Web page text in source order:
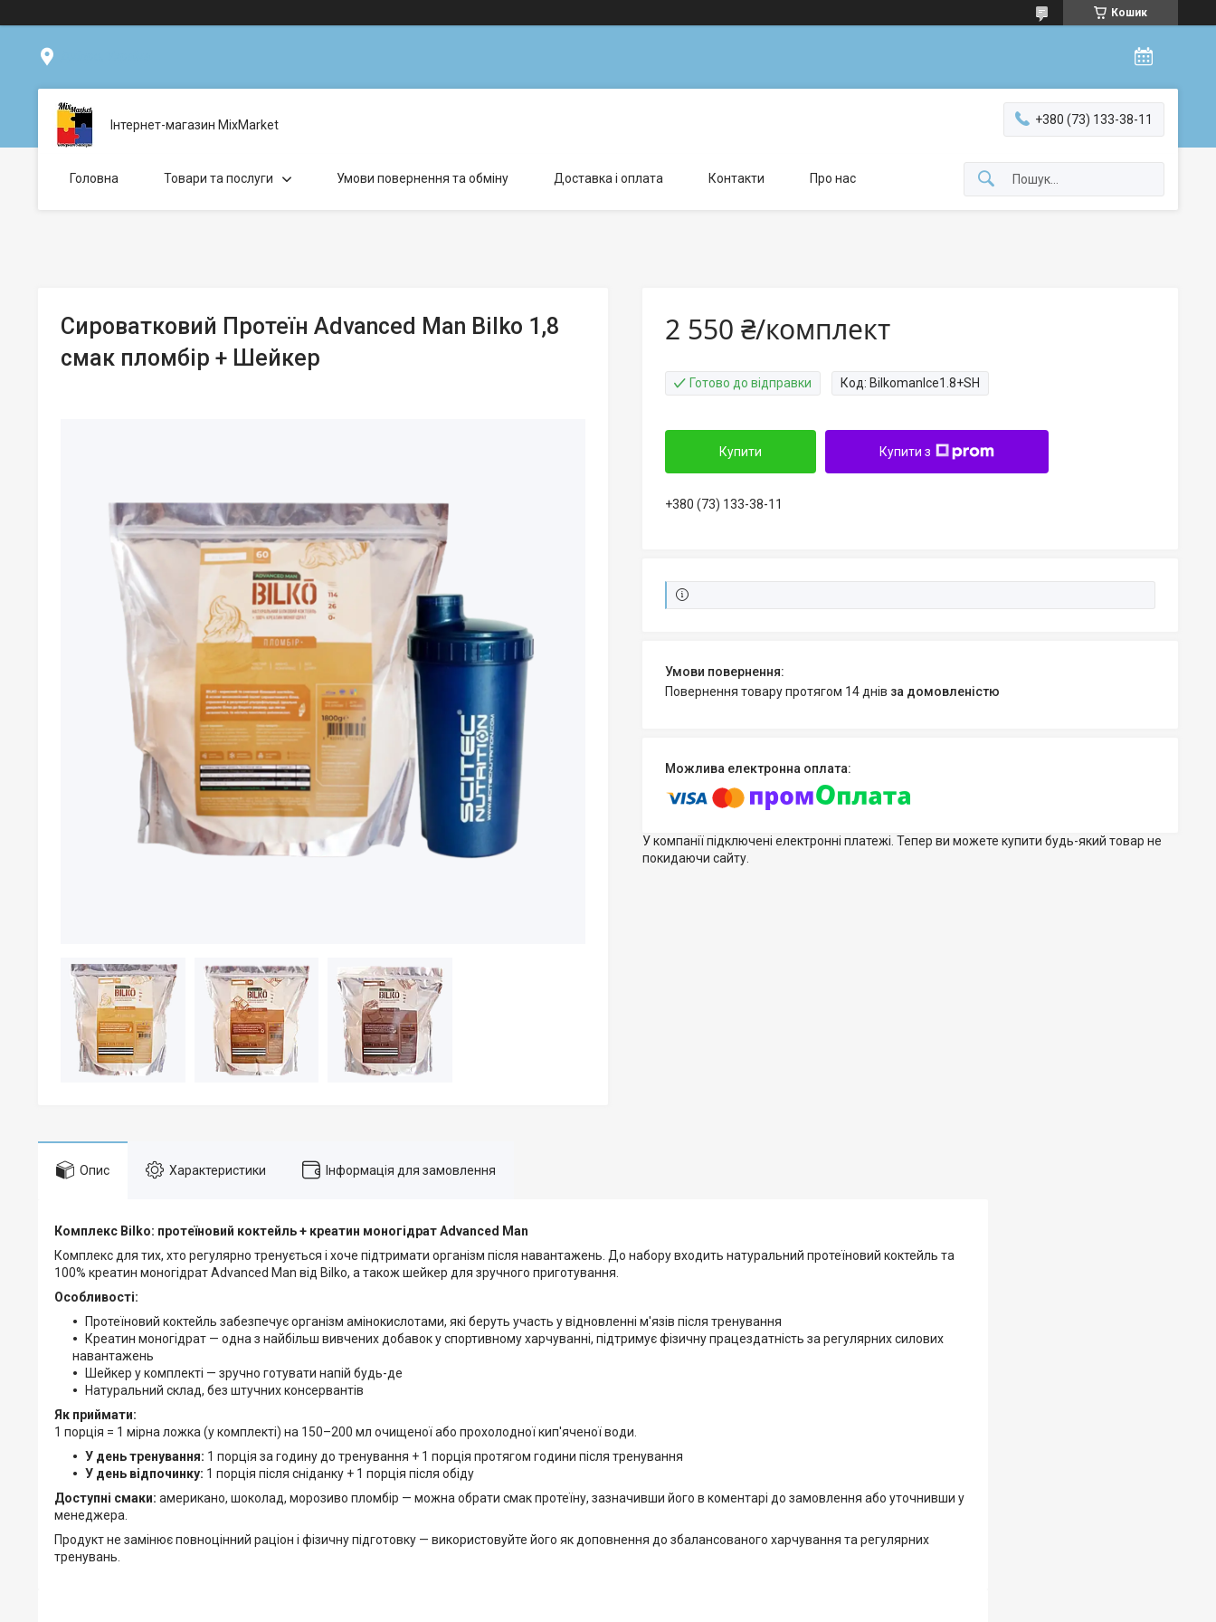
Кошик
Інтернет-магазин MixMarket +380 (73) 133-38-11
Головна Товари та послуги Умови повернення та обміну Доставка і оплата Контакти Про нас
Сироватковий Протеїн Advanced Man Bilko 1,8
смак пломбір + Шейкер
2 550 ₴/комплект
Готово до відправки Код: BilkomanIce1.8+SH
Купити Купити з
+380 (73) 133-38-11
повернення товару протягом 14 днів за домовленістю
У компанії підключені електронні платежі. Тепер ви можете купити будь-який товар не
покидаючи сайту.
Опис Характеристики Інформація для замовлення
Комплекс Bilko: протеїновий коктейль + креатин моногідрат Advanced Man
Комплекс для тих, хто регулярно тренується і хоче підтримати організм після навантажень. До набору входить натуральний протеїновий коктейль та
100% креатин моногідрат Advanced Man від Bilko, а також шейкер для зручного приготування.
Особливості:
Протеїновий коктейль забезпечує організм амінокислотами, які беруть участь у відновленні м'язів після тренування
Креатин моногідрат — одна з найбільш вивчених добавок у спортивному харчуванні, підтримує фізичну працездатність за регулярних силових
навантажень
Шейкер у комплекті — зручно готувати напій будь-де
Натуральний склад, без штучних консервантів
Як приймати:
1 порція = 1 мірна ложка (у комплекті) на 150–200 мл очищеної або прохолодної кип'яченої води.
У день тренування: 1 порція за годину до тренування + 1 порція протягом години після тренування
У день відпочинку: 1 порція після сніданку + 1 порція після обіду
Доступні смаки: американо, шоколад, морозиво пломбір — можна обрати смак протеїну, зазначивши його в коментарі до замовлення або уточнивши у
менеджера.
Продукт не замінює повноцінний раціон і фізичну підготовку — використовуйте його як доповнення до збалансованого харчування та регулярних
тренувань.